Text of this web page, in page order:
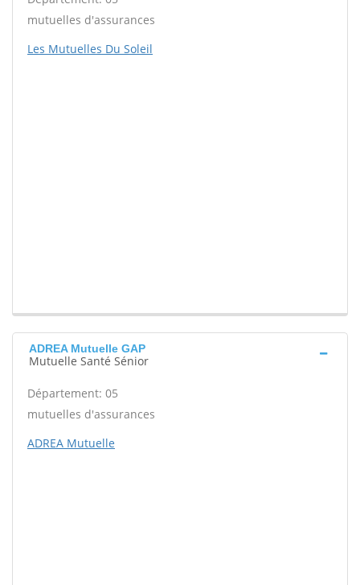
mutuelles d'assurances
Les Mutuelles Du Soleil
ADREA Mutuelle GAP
Mutuelle Santé Sénior
Département: 05
mutuelles d'assurances
ADREA Mutuelle